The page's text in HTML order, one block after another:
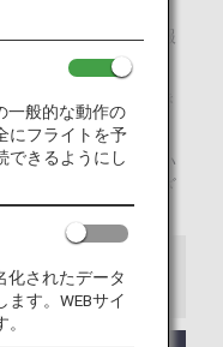
にも機内持ち込み・
ります。その他の情報
をご覧ください。
か不安な場合、でき
わせください。
す。海外の渡航におい
できない手荷物がござ
一般的な動作の
にフライトを予
できるようにし
化されたデータ
す。WEBサイ